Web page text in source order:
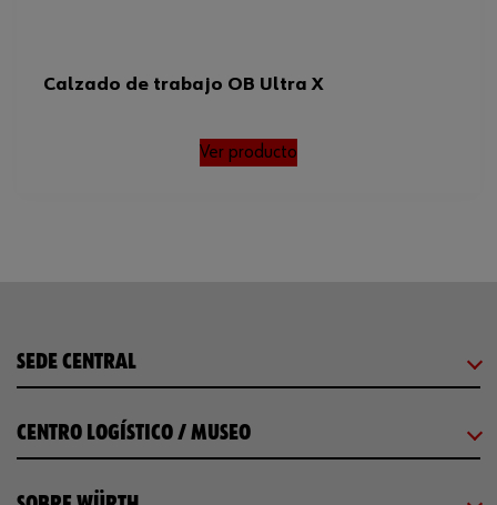
Calzado de trabajo OB Ultra X
Ver producto
SEDE CENTRAL
CENTRO LOGÍSTICO / MUSEO